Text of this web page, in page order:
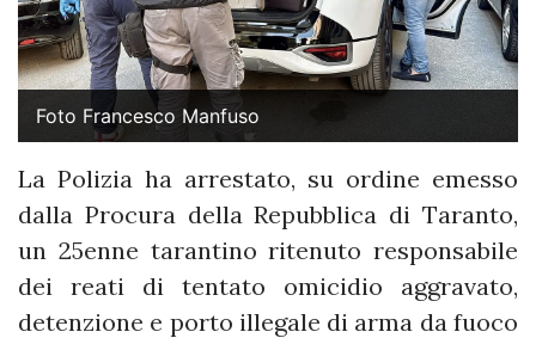
Foto Francesco Manfuso
La Polizia ha arrestato, su ordine emesso
dalla Procura della Repubblica di Taranto,
un 25enne tarantino ritenuto responsabile
dei reati di tentato omicidio aggravato,
detenzione e porto illegale di arma da fuoco